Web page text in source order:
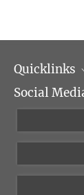
Quicklinks
Dipartimenti di
Social
Instagram
Bluesky